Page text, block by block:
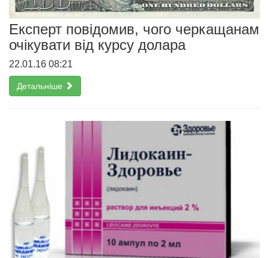
Експерт повідомив, чого черкащанам
очікувати від курсу долара
22.01.16 08:21
Детальніше